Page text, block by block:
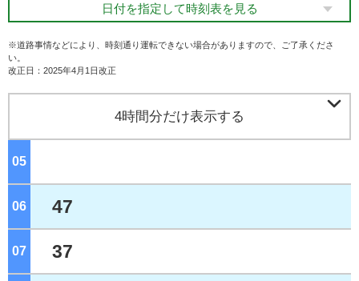
日付を指定して時刻表を見る
※道路事情などにより、時刻通り運転できない場合がありますので、ご了承くださ
い。
改正日：2025年4月1日改正
4時間分だけ表示する 
05
06 47
07 37